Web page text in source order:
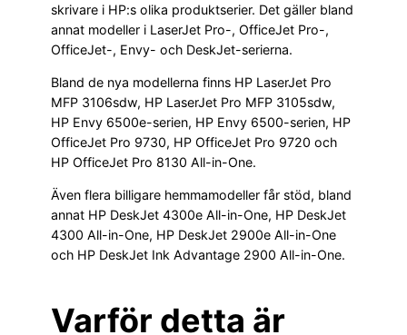
skrivare i HP:s olika produktserier. Det gäller bland
annat modeller i LaserJet Pro-, OfficeJet Pro-,
OfficeJet-, Envy- och DeskJet-serierna.
Bland de nya modellerna finns HP LaserJet Pro
MFP 3106sdw, HP LaserJet Pro MFP 3105sdw,
HP Envy 6500e-serien, HP Envy 6500-serien, HP
OfficeJet Pro 9730, HP OfficeJet Pro 9720 och
HP OfficeJet Pro 8130 All-in-One.
Även flera billigare hemmamodeller får stöd, bland
annat HP DeskJet 4300e All-in-One, HP DeskJet
4300 All-in-One, HP DeskJet 2900e All-in-One
och HP DeskJet Ink Advantage 2900 All-in-One.
Varför detta är